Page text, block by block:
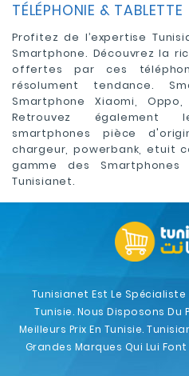
TÉLÉPHONIE & TABLETTE
Profitez de l’expertise
Smartphone. Découvrez la
offertes par ces
résolument tendance.
Smartphone Xiaomi,
Retrouvez également
smartphones pièce
chargeur, powerbank, etuit
gamme des
Tunisianet.
Tunisianet Est Le Spécialiste
Tunisie. Nous Disposons Du
Meilleurs Prix En Tunisie.
Grandes Marques Qui Lui